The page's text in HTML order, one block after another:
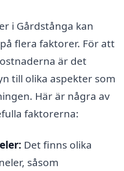
i Gårdstånga kan
flera faktorer. För att
är det
till olika aspekter som
Här är några av
faktorerna:
Det finns olika
såsom